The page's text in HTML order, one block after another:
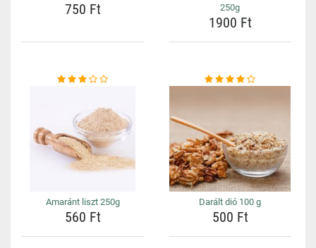
750 Ft
250g
1900 Ft
Amaránt liszt 250g
560 Ft
Darált dió 100 g
500 Ft